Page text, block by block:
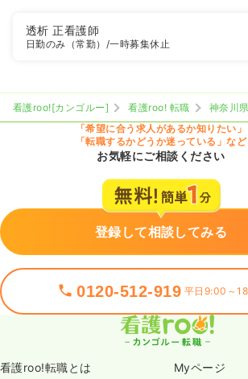
透析正看護師
日勤のみ（常勤） /一時募集休止
看護roo![カンゴルー] 看護roo! 転職 神奈川県
「希望に合う求人があるか知りたい」
「転職するかどうか迷っている」など
お気軽にご相談ください
登録して相談してみる
0120-512-919 平日9:00～
看護roo!転職とは Myページ